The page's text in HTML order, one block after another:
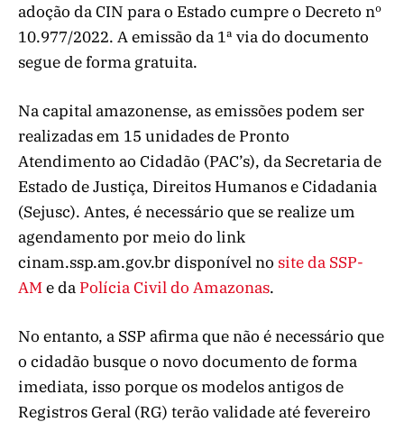
adoção da CIN para o Estado cumpre o Decreto nº
10.977/2022. A emissão da 1ª via do documento
segue de forma gratuita.
Na capital amazonense, as emissões podem ser
realizadas em 15 unidades de Pronto
Atendimento ao Cidadão (PAC’s), da Secretaria de
Estado de Justiça, Direitos Humanos e Cidadania
(Sejusc). Antes, é necessário que se realize um
agendamento por meio do link
cinam.ssp.am.gov.br disponível no site da SSP-
AMe da Polícia Civil do Amazonas.
No entanto, a SSP afirma que não é necessário que
o cidadão busque o novo documento de forma
imediata, isso porque os modelos antigos de
Registros Geral (RG) terão validade até fevereiro